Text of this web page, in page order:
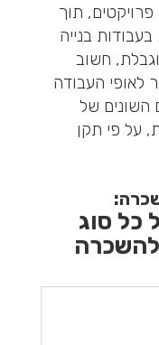
פרויקטים, תוך
בנייה
חשוב
לאופי העבודה
השונים של
על פי תקן
כל סוג
להשכרה